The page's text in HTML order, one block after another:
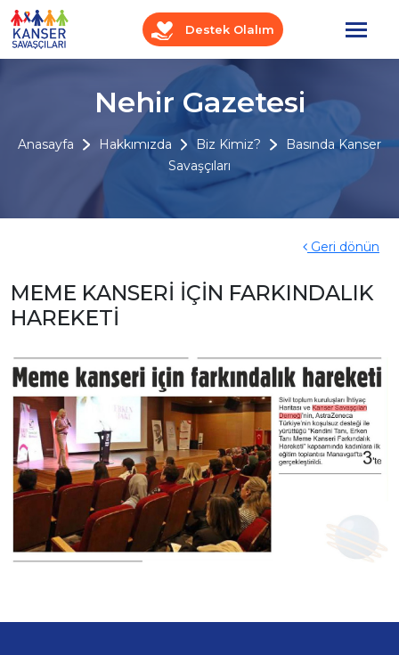
Destek Olalım
Nehir Gazetesi
Anasayfa Hakkımızda Biz Kimiz?
Basında Kanser
Savaşçıları
Geri dönün
MEME KANSERİ İÇİN FARKINDALIK
HAREKETİ